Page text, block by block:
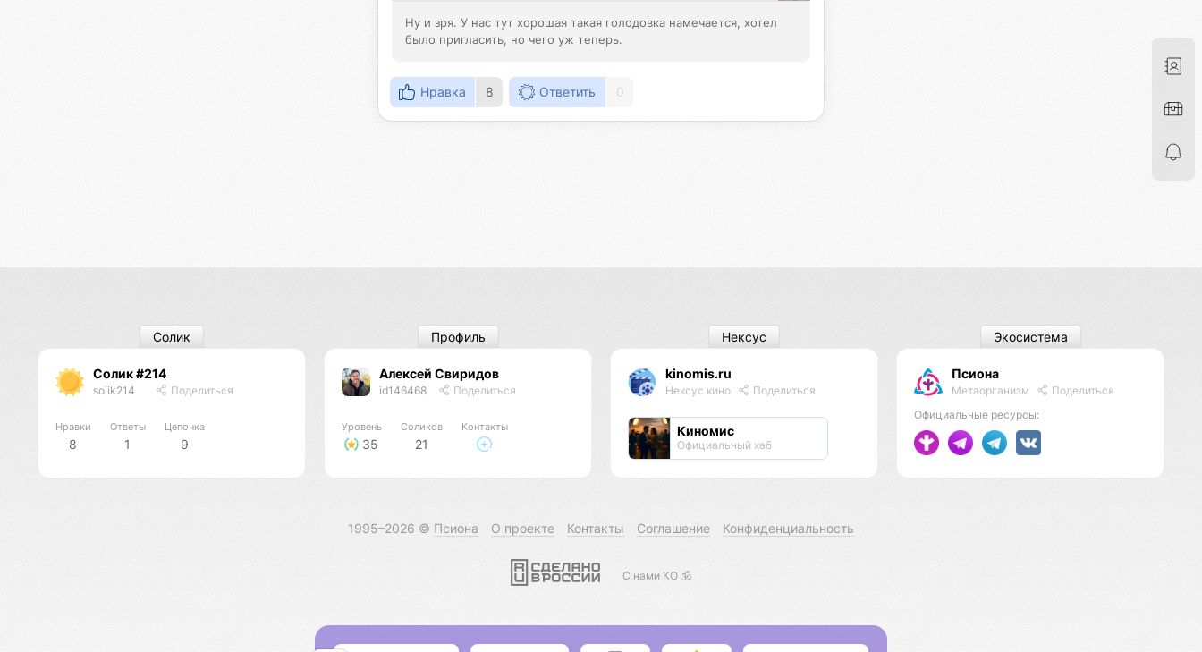
Ну и зря. У нас тут хорошая такая голодовка намечается, хотел
было пригласить, но чего уж теперь.
Нравка 8 Ответить 0
Солик #214
solik214 Поделиться
Нравки
8
Ответы
1
Цепочка
9
Солик
Алексей Свиридов
id146468 Поделиться
Уровень
35
Соликов
21
Контакты
Профиль
kinomis.ru
Нексус кино Поделиться
Киномис
Официальный хаб
Нексус
Псиона
Метаорганизм
Поделиться
Официальные ресурсы:
Экосистема
1995–2026 © Псиона О проекте Контакты Соглашение Конфиденциальность
С нами КО 🕉️